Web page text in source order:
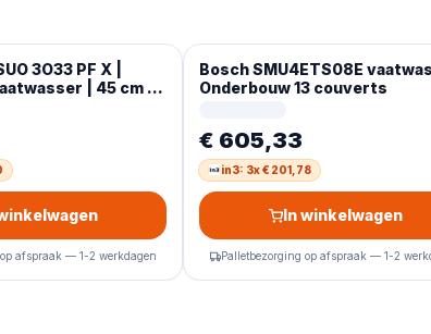
3O33 PF X |
| 45 cm |
afspraak — 1-2 werkdagen
Bosch SMU4ETS08E
Onderbouw 13 couverts
€ 605,33
in3: 3x € 201,78
In winkelwagen
Palletbezorging op afspraak — 1-2